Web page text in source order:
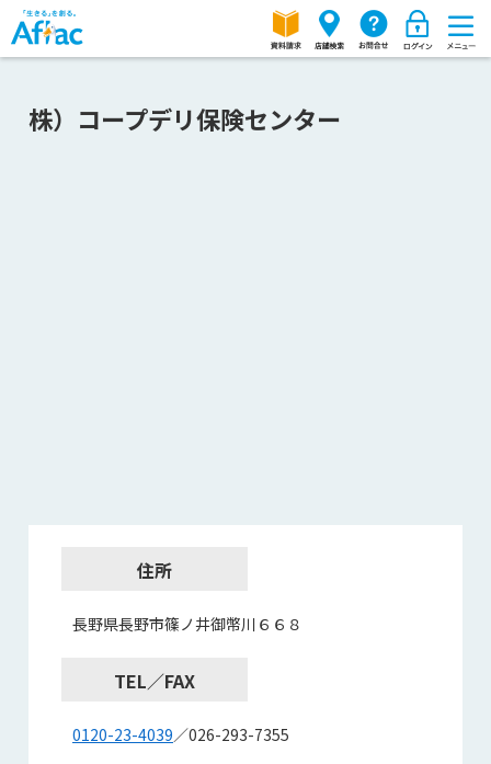
株）コープデリ保険センター
住所
長野県長野市篠ノ井御幣川６６８
TEL／FAX
0120-23-4039／026-293-7355